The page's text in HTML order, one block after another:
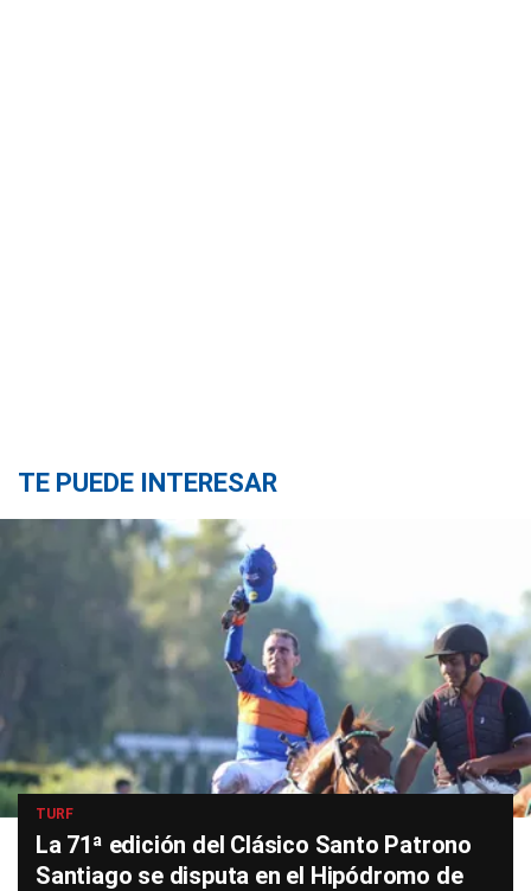
TE PUEDE INTERESAR
TURF
La 71ª edición del Clásico Santo Patrono
Santiago se disputa en el Hipódromo de